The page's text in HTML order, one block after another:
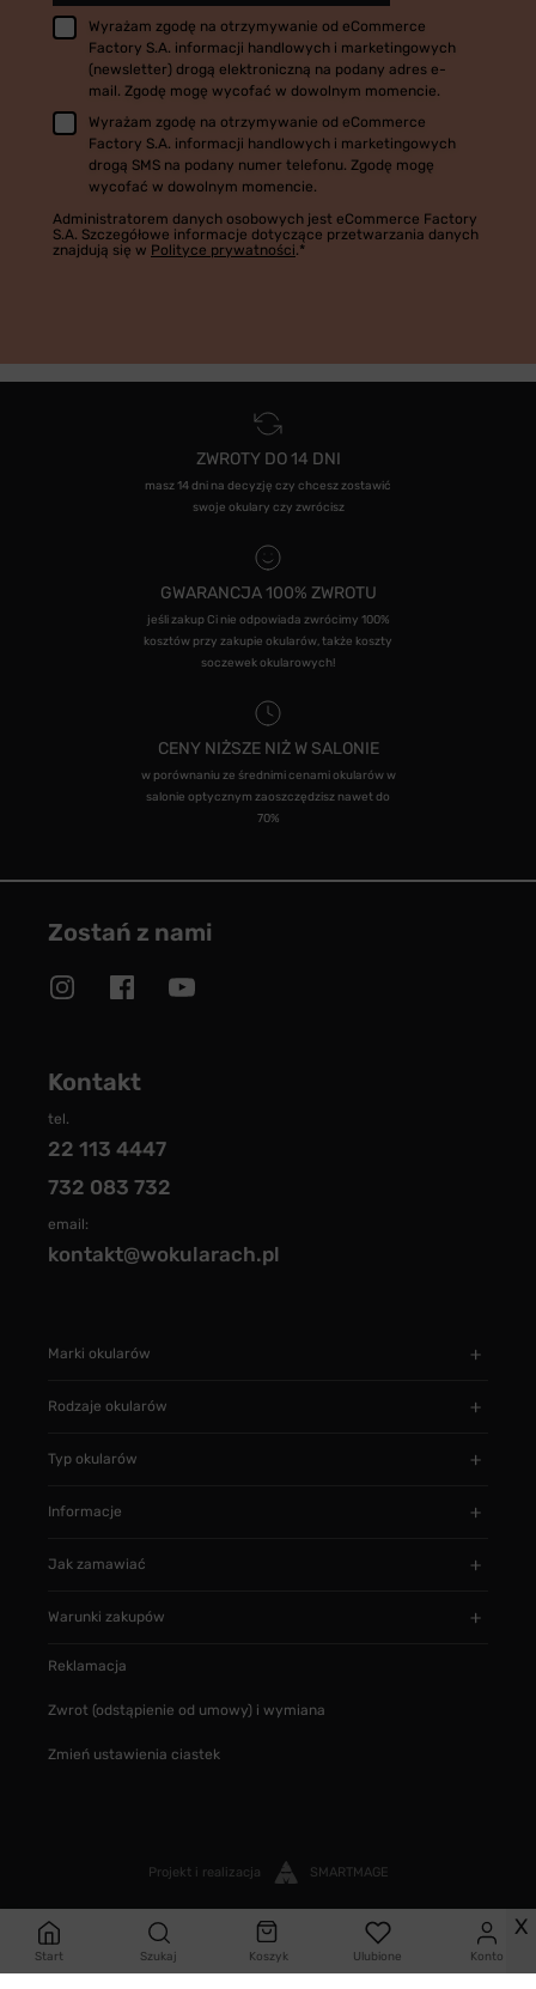
Start Szukaj Koszyk Ulubione Konto
Wyrażam zgodę na otrzymywanie od eCommerce
Factory S.A. informacji handlowych i marketingowych
(newsletter) drogą elektroniczną na podany adres e-
mail. Zgodę mogę wycofać w dowolnym momencie.
Wyrażam zgodę na otrzymywanie od eCommerce
Factory S.A. informacji handlowych i marketingowych
drogą SMS na podany numer telefonu. Zgodę mogę
wycofać w dowolnym momencie.
Administratorem danych osobowych jest eCommerce Factory
S.A. Szczegółowe informacje dotyczące przetwarzania danych
znajdują się w Polityce prywatności.*
ZWROTY DO 14 DNI
masz 14 dni na decyzję czy chcesz zostawić
swoje okulary czy zwrócisz
GWARANCJA 100% ZWROTU
jeśli zakup Ci nie odpowiada zwrócimy 100%
kosztów przy zakupie okularów, także koszty
soczewek okularowych!
CENY NIŻSZE NIŻ W SALONIE
w porównaniu ze średnimi cenami okularów w
salonie optycznym zaoszczędzisz nawet do
70%
Zostań z nami
Kontakt
tel.
22 113 4447
732 083 732
email:
kontakt@wokularach.pl
Marki okularów
Rodzaje okularów
Typ okularów
Informacje
Jak zamawiać
Warunki zakupów
Reklamacja
Zwrot (odstąpienie od umowy) i wymiana
Zmień ustawienia ciastek
Projekt i realizacja SMARTMAGE
X